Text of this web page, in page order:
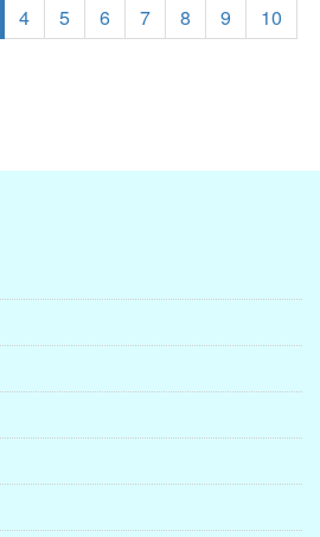
(目前頁次)
4 5 6 7 8 9
10